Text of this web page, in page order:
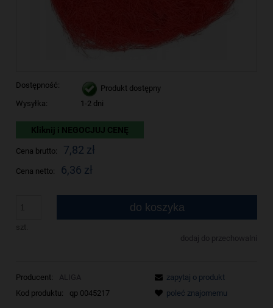
Dostępność:
Produkt dostępny
Wysyłka:
1-2 dni
Kliknij i NEGOCJUJ CENĘ
Cena brutto: 7,82 zł
Cena netto: 6,36 zł
do koszyka
dodaj do przechowalni
Producent:
ALIGA
Kod produktu:
qp 0045217
zapytaj o produkt
poleć znajomemu